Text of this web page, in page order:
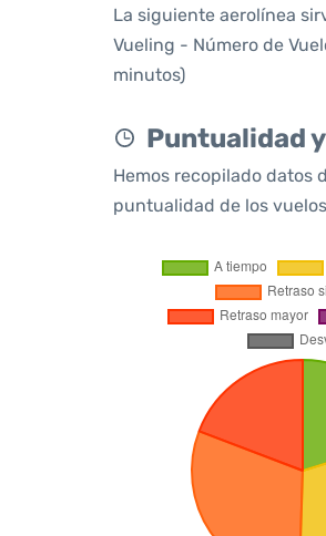
La siguiente aerolínea
Vueling - Número de
minutos)
Puntualidad
Hemos recopilado datos
puntualidad de los